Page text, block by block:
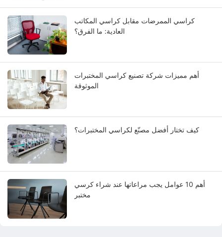
كراسي الممرضات مقابل كراسي المكاتب
العادية: ما الفرق؟
أهم مميزات شركة تصنيع كراسي المختبرات
الموثوقة
كيف تختار أفضل مصنّع لكراسي المختبرات؟
أهم 10 عوامل يجب مراعاتها عند شراء كرسي
مختبر